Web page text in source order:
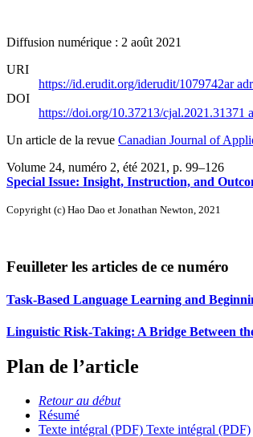
Diffusion numérique : 2 août 2021
URI
https://id.erudit.org/iderudit/1079742ar
DOI
https://doi.org/10.37213/cjal.2021.31371
Un article de la revue Canadian Journal of
Volume 24, numéro 2, été 2021 , p. 99–126
Special Issue: Insight, Instruction, and
Copyright (c) Hao Dao et Jonathan Newton, 2021
Feuilleter les articles de ce numéro
Task-Based Language Learning and
Linguistic Risk-Taking: A Bridge Between
Plan de l’article
Retour au début
Résumé
Texte intégral (PDF) Texte intégral (PDF)